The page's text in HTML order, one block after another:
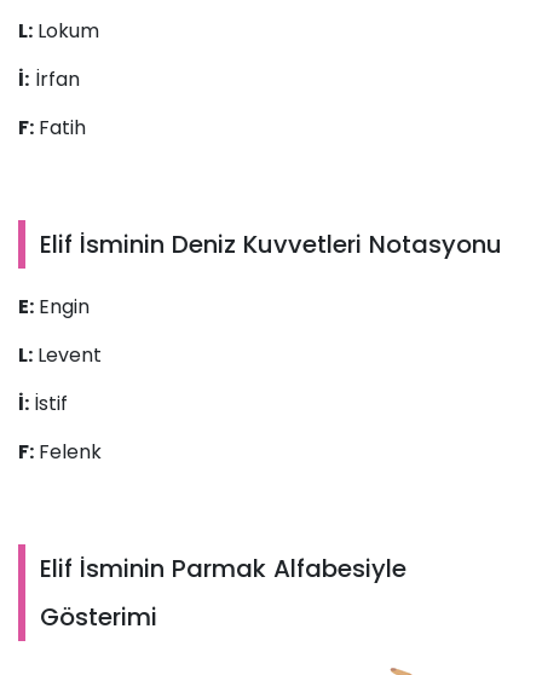
L: Lokum
İ: İrfan
F: Fatih
Elif İsminin Deniz Kuvvetleri Notasyonu
E: Engin
L: Levent
İ: İstif
F: Felenk
Elif İsminin Parmak Alfabesiyle
Gösterimi